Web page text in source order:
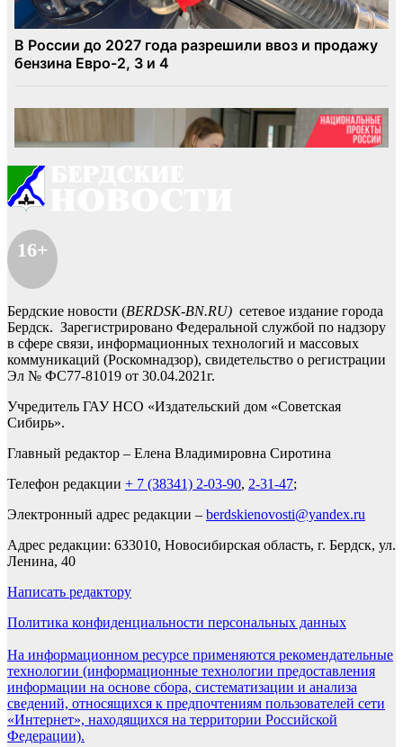
16+
Бердские новости (BERDSK-BN.RU) сетевое издание города
Бердск. Зарегистрировано Федеральной службой по надзору
в сфере связи, информационных технологий и массовых
коммуникаций (Роскомнадзор), свидетельство о регистрации
Эл № ФС77-81019 от 30.04.2021г.
Учредитель ГАУ НСО «Издательский дом «Советская
Сибирь».
Главный редактор – Елена Владимировна Сиротина
Телефон редакции + 7 (38341) 2-03-90, 2-31-47;
Электронный адрес редакции – berdskienovosti@yandex.ru
Адрес редакции: 633010, Новосибирская область, г. Бердск, ул.
Ленина, 40
Написать редактору
Политика конфиденциальности персональных данных
На информационном ресурсе применяются рекомендательные
технологии (информационные технологии предоставления
информации на основе сбора, систематизации и анализа
сведений, относящихся к предпочтениям пользователей сети
«Интернет», находящихся на территории Российской
Федерации).